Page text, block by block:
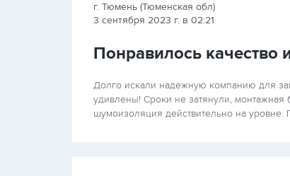
г. Тюмень (Тюменская обл)
3 сентября 2023 г. в 02:21
Понравилось качество
Долго искали надежную компанию для
удивлены! Сроки не затянули,
шумоизоляция действительно на уровне.